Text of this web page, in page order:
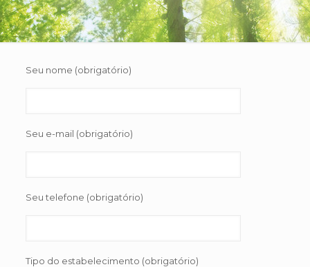
Seu nome (obrigatório)
Seu e-mail (obrigatório)
Seu telefone (obrigatório)
Tipo do estabelecimento (obrigatório)